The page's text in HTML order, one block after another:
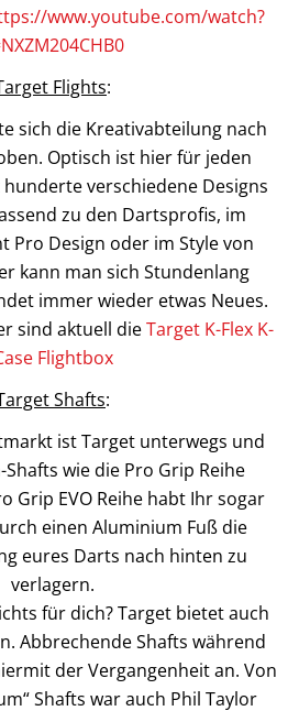
www.youtube.com/watch?
Flights:
sich die Kreativabteilung nach
Optisch ist hier für jeden
hunderte verschiedene Designs
zu den Dartsprofis, im
Pro Design oder im Style von
kann man sich Stundenlang
immer wieder etwas Neues.
sind aktuell dieTarget K-Flex K-
Flightbox
Shafts:
ist Target unterwegs und
wie die Pro Grip Reihe
Grip EVO Reihe habt Ihr sogar
einen Aluminium Fuß die
eures Darts nach hinten zu
verlagern.
für dich? Target bietet auch
Abbrechende Shafts während
der Vergangenheit an. Von
Shafts war auch Phil Taylor